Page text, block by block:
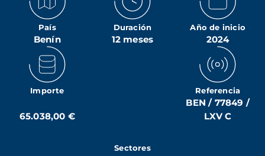
País
Benín
Duración
12 meses
Año de inicio
2024
Importe
65.038,00 €
Referencia
BEN / 77849 /
LXV C
Sectores